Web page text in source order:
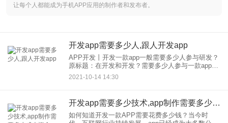
让每个人都能成为手机APP应用的制作者和发布者。
开发app需要多少人,跟人开发app
APP开发丨开发一款app一般需要多少人参与研发？
原标题：在开发和开发？需要多少人参与一款app的
研发 目前APP软件的研发通常需要多个角色的参
与，包括产品经理、策划、UI设计、架构师、项目
2021-10-14 14:30
开发app需要多少技术,app制作需要多少成本资金
如何知道开发一款APP需要花费多少钱？当今时